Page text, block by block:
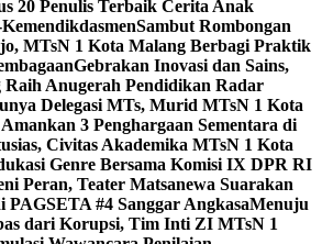
20 Penulis Terbaik Cerita Anak
Sambut Rombongan
MTsN 1 Kota Malang Berbagi Praktik
Gebrakan Inovasi dan Sains,
Anugerah Pendidikan Radar
Delegasi MTs, Murid MTsN 1 Kota
3 Penghargaan Sementara di
Civitas Akademika MTsN 1 Kota
Genre Bersama Komisi IX DPR RI
Peran, Teater Matsanewa Suarakan
PAGSETA #4 Sanggar AngkasaMenuju
dari Korupsi, Tim Inti ZI MTsN 1